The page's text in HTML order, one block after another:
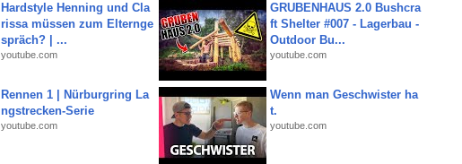
Hardstyle Henning und Cla
rissa müssen zum Elternge
spräch? | ...
youtube.com
GRUBENHAUS 2.0 Bushcra
ft Shelter #007 - Lagerbau -
Outdoor Bu...
youtube.com
Rennen 1 | Nürburgring La
ngstrecken-Serie
youtube.com
Wenn man Geschwister ha
t.
youtube.com